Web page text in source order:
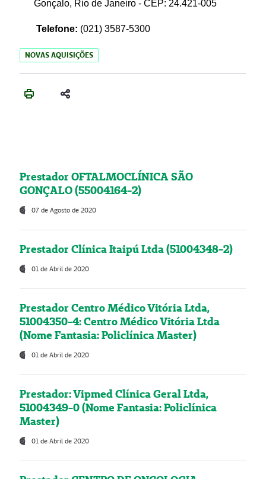
Gonçalo, Rio de Janeiro - CEP: 24.421-005
Telefone: (021) 3587-5300
NOVAS AQUISIÇÕES
Prestador OFTALMOCLÍNICA SÃO
GONÇALO (55004164-2)
07 de Agosto de 2020
Prestador Clínica Itaipú Ltda (51004348-2)
01 de Abril de 2020
Prestador Centro Médico Vitória Ltda,
51004350-4: Centro Médico Vitória Ltda
(Nome Fantasia: Policlínica Master)
01 de Abril de 2020
Prestador: Vipmed Clínica Geral Ltda,
51004349-0 (Nome Fantasia: Policlínica
Master)
01 de Abril de 2020